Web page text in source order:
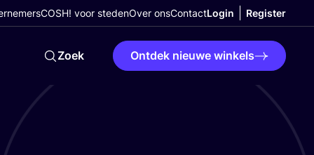
COSH! voor stedenOver onsContactLogin Register
Zoek Ontdek nieuwe winkels